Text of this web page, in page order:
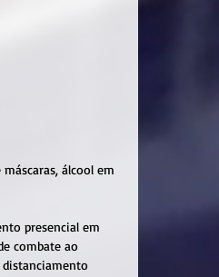
álcool em
presencial em
combate ao